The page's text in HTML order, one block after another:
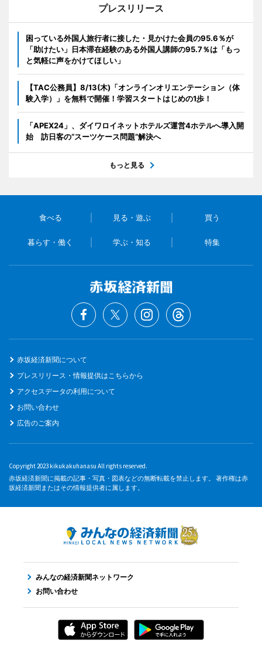
プレスリリース
困っている外国人旅行者に接した・見かけた会員の95.6％が
「助けたい」日本滞在経験のある外国人講師の95.7％は「もっ
と気軽に声をかけてほしい」
【TAC公務員】8/13(木)「オンラインオリエンテーション（体
験入学）」を無料で開催！学習スタートはじめの1歩！
「APEX24」、ダイワロイネットホテルズ運営4ホテルへ導入開
始 訪日客の“スーツケース問題”解決へ
もっと見る
食べる 見る・遊ぶ 買う
暮らす・働く 学ぶ・知る 特集
赤坂経済新聞について
プレスリリース・情報提供はこちらから
アクセスデータの利用について
お問い合わせ
広告のご案内
Copyright 2023 kikukakuhanasu All rights reserved.
赤坂経済新聞に掲載の記事・写真・図表などの無断転載を禁止します。 著作権は赤
坂経済新聞またはその情報提供者に属します。
みんなの経済新聞ネットワーク
お問い合わせ